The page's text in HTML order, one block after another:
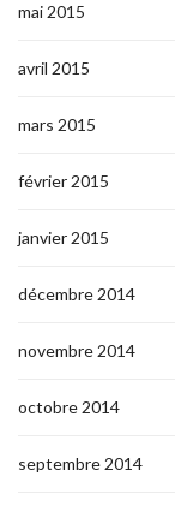
mai 2015
avril 2015
mars 2015
février 2015
janvier 2015
décembre 2014
novembre 2014
octobre 2014
septembre 2014